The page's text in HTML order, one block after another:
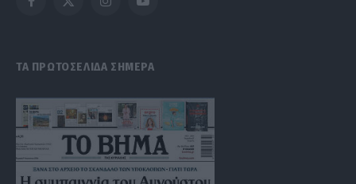
Facebook
X
InstagramYouTube
ΤΑ ΠΡΩΤΟΣΕΛΙΔΑ ΣΗΜΕΡΑ